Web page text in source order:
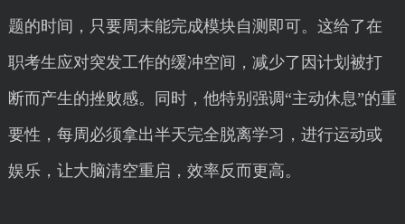
题的时间，只要周末能完成模块自测即可。这给了在
职考生应对突发工作的缓冲空间，减少了因计划被打
断而产生的挫败感。同时，他特别强调“主动休息”的重
要性，每周必须拿出半天完全脱离学习，进行运动或
娱乐，让大脑清空重启，效率反而更高。